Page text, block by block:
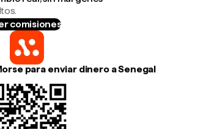
comisiones
para enviar dinero a Senegal